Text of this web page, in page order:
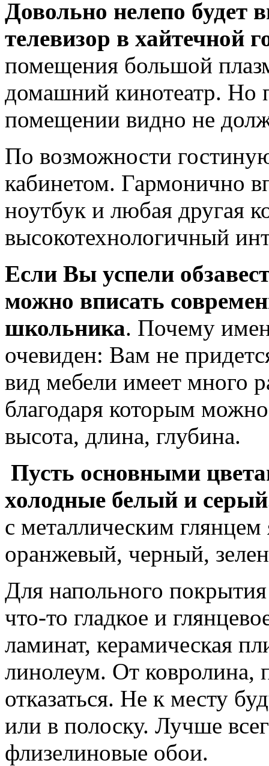
Довольно нелепо будет
телевизор в хайтечной
помещения большой
домашний кинотеатр. Но
помещении видно не
По возможности
кабинетом. Гармонично
ноутбук и любая другая
высокотехнологичный
Если Вы успели
можно вписать
школьника. Почему
очевиден: Вам не
вид мебели имеет много
благодаря которым
высота, длина, глубина.
Пусть основными
холодные белый и
с металлическим
оранжевый, черный,
Для напольного
что-то гладкое и
ламинат, керамическая
линолеум. От ковролина,
отказаться. Не к месту
или в полоску. Лучше
флизелиновые обои.